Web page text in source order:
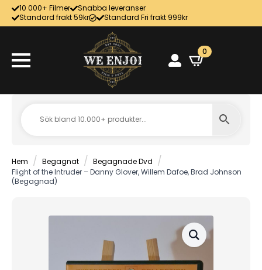
10 000+ Filmer
Snabba leveranser
Standard frakt 59kr
Standard Fri frakt 999kr
0
Hem Begagnat
Begagnade Dvd
Flight of the Intruder – Danny Glover, Willem Dafoe, Brad Johnson
(Begagnad)